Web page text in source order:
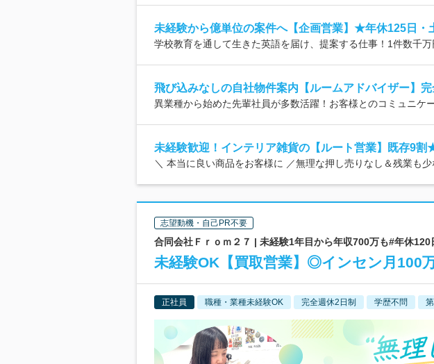
未経験から億単位の案件へ【企画営業】★年休125日・
学校教育を通して生きた英語を届け、提案する仕事！1件数千
飛び込みなしの自社物件案内【ルームアドバイザー】完
異業種から始めた先輩社員が多数活躍！お客様とのコミュニケ
未経験歓迎！インテリア雑貨の【ルート営業】既存9割
＼ 本当に良い商品をお客様に ／無理な押し売りなし＆残業も
志望動機・自己PR不要
合同会社Ｆｒｏｍ２７ | 未経験1年目から年収700万も#年休
未経験OK【買取営業】◎インセン月100
正社員 職種・業種未経験OK 完全週休2日制 学歴不問